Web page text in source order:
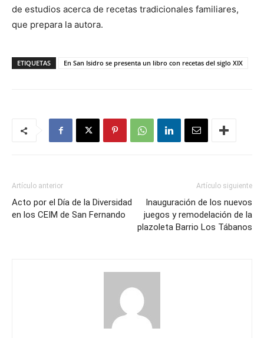
de estudios acerca de recetas tradicionales familiares,
que prepara la autora.
ETIQUETAS En San Isidro se presenta un libro con recetas del siglo XIX
Artículo anterior
Acto por el Día de la Diversidad
en los CEIM de San Fernando
Artículo siguiente
Inauguración de los nuevos
juegos y remodelación de la
plazoleta Barrio Los Tábanos